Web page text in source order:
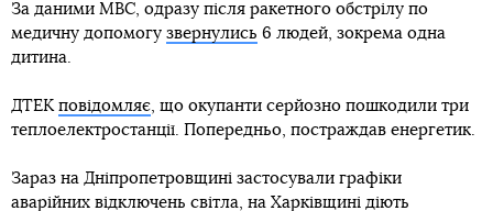
За даними МВС, одразу після ракетного обстрілу по
медичну допомогу звернулись 6 людей, зокрема одна
дитина.
ДТЕК повідомляє, що окупанти серйозно пошкодили три
теплоелектростанції. Попередньо, постраждав енергетик.
Зараз на Дніпропетровщині застосували графіки
аварійних відключень світла, на Харківщині діють